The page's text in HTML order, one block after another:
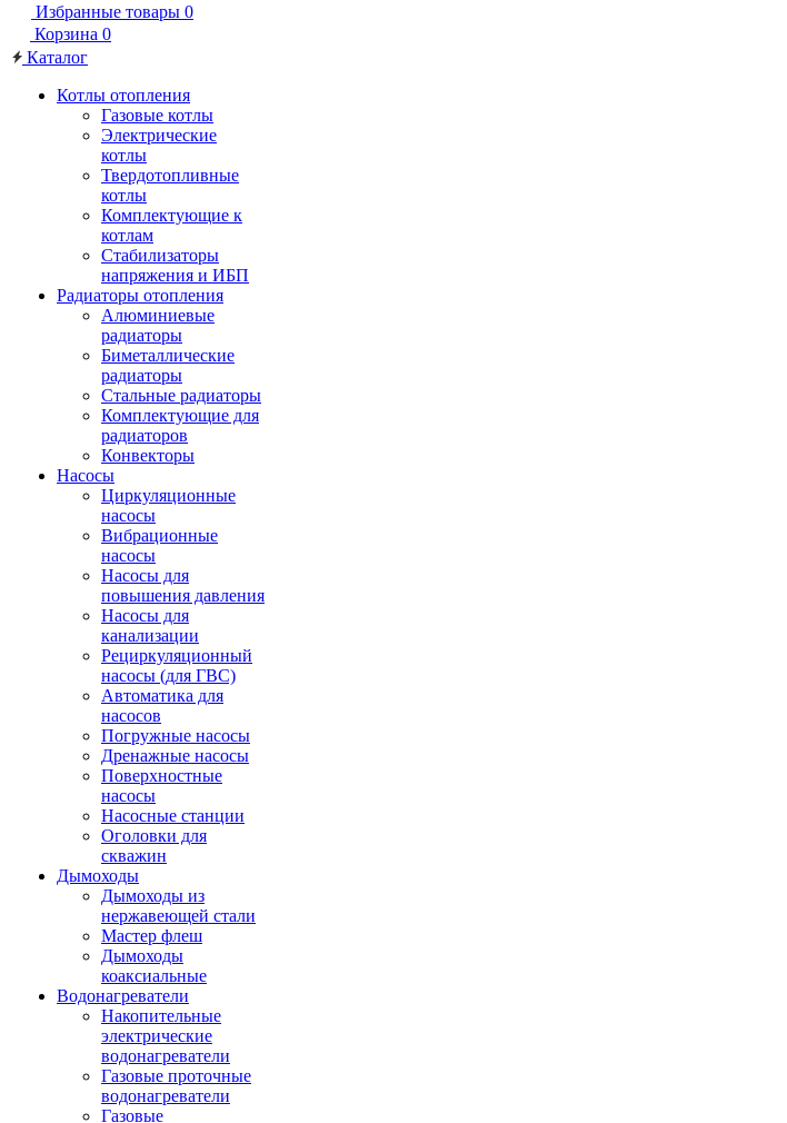
Избранные товары 0
Корзина 0
Каталог
Котлы отопления
Газовые котлы
Электрические
котлы
Твердотопливные
котлы
Комплектующие к
котлам
Стабилизаторы
напряжения и ИБП
Радиаторы отопления
Алюминиевые
радиаторы
Биметаллические
радиаторы
Стальные радиаторы
Комплектующие для
радиаторов
Конвекторы
Насосы
Циркуляционные
насосы
Вибрационные
насосы
Насосы для
повышения давления
Насосы для
канализации
Рециркуляционный
насосы (для ГВС)
Автоматика для
насосов
Погружные насосы
Дренажные насосы
Поверхностные
насосы
Насосные станции
Оголовки для
скважин
Дымоходы
Дымоходы из
нержавеющей стали
Мастер флеш
Дымоходы
коаксиальные
Водонагреватели
Накопительные
электрические
водонагреватели
Газовые проточные
водонагреватели
Газовые